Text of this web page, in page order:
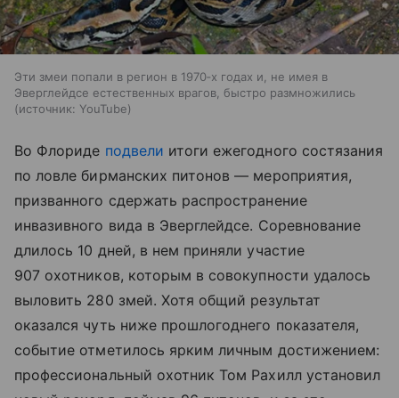
Эти змеи попали в регион в 1970‑х годах и, не имея в
Эверглейдсе естественных врагов, быстро размножились
источник: YouTube
Во Флориде подвели итоги ежегодного состязания
по ловле бирманских питонов — мероприятия,
призванного сдержать распространение
инвазивного вида в Эверглейдсе. Соревнование
длилось 10 дней, в нем приняли участие
907 охотников, которым в совокупности удалось
выловить 280 змей. Хотя общий результат
оказался чуть ниже прошлогоднего показателя,
событие отметилось ярким личным достижением:
профессиональный охотник Том Рахилл установил